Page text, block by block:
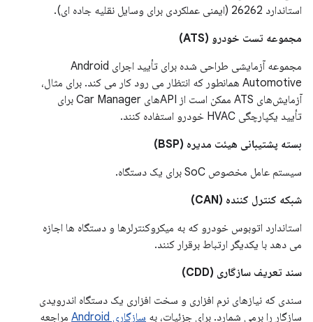
استاندارد 26262 (ایمنی عملکردی برای وسایل نقلیه جاده ای).
مجموعه تست خودرو (ATS)
مجموعه آزمایشی طراحی شده برای تأیید اجرای Android
Automotive همانطور که انتظار می رود کار می کند. برای مثال،
آزمایش‌های ATS ممکن است از APIهای Car Manager برای
تأیید یکپارچگی HVAC خودرو استفاده کنند.
بسته پشتیبانی هیئت مدیره (BSP)
سیستم عامل مخصوص SoC برای یک دستگاه.
شبکه کنترل کننده (CAN)
استاندارد اتوبوس خودرو که به میکروکنترلرها و دستگاه ها اجازه
می دهد با یکدیگر ارتباط برقرار کنند.
سند تعریف سازگاری (CDD)
سندی که نیازهای نرم افزاری و سخت افزاری یک دستگاه اندرویدی
سازگار را برمی شمارد. برای جزئیات، به سازگاری Android
مراجعه